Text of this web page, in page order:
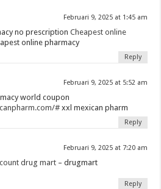
Februari 9, 2025 at 1:45 am
no prescriptionCheapest online
online pharmacy
Reply
Februari 9, 2025 at 5:52 am
world coupon
# xxl mexican pharm
Reply
Februari 9, 2025 at 7:20 am
drug mart – drugmart
Reply